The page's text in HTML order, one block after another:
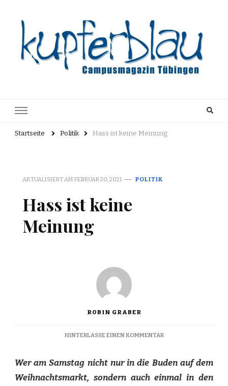
Archiv
Startseite Politik Hass ist keine Meinung
AKTUALISIERT AM FEBRUAR 20, 2021 POLITIK
Hass ist keine
Meinung
ROBIN GRABER
HINTERLASSE EINEN KOMMENTARZU
KEINE
MEINUNG
Wer am Samstag nicht nur in die Buden auf dem
Weihnachtsmarkt, sondern auch einmal in den